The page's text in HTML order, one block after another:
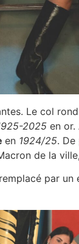
Le col
2025 en or.
en 1924/25. De
de la
par un